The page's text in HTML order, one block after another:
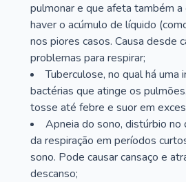
pulmonar e que afeta também a
haver o acúmulo de líquido
nos piores casos. Causa desde
problemas para respirar;
Tuberculose, no qual há uma
bactérias que atinge os
tosse até febre e suor em
Apneia do sono, distúrbio no
da respiração em períodos
sono. Pode causar cansaço e
descanso;